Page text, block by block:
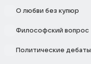
О любви без купюр
Философский вопрос
Политические дебаты